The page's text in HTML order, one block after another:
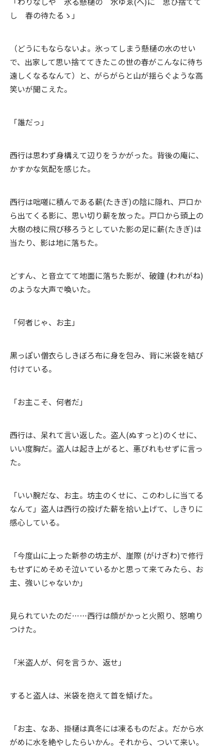
し 春の待たるゝ」
（どうにもならないよ。氷ってしまう懸樋の水のせい
で、出家して思い捨ててきたこの世の春がこんなに待ち
遠しくなるなんて）と、がらがらと山が揺らぐような高
笑いが聞こえた。
「誰だっ」
西行は思わず身構えて辺りをうかがった。背後の庵に、
かすかな気配を感じた。
西行は咄嗟に積んである薪(たきぎ)の陰に隠れ、戸口か
ら出てくる影に、思い切り薪を放った。戸口から頭上の
大樹の枝に飛び移ろうとしていた影の足に薪(たきぎ)は
当たり、影は地に落ちた。
どすん、と音立てて地面に落ちた影が、破鐘 (われがね)
のような大声で喚いた。
「何者じゃ、お主」
黒っぽい僧衣らしきぼろ布に身を包み、背に米袋を結び
付けている。
「お主こそ、何者だ」
西行は、呆れて言い返した。盗人(ぬすっと)のくせに、
いい度胸だ。盗人は起き上がると、悪びれもせずに言っ
た。
「いい腕だな、お主。坊主のくせに、このわしに当てる
なんて」盗人は西行の投げた薪を拾い上げて、しきりに
感心している。
「今度山に上った新参の坊主が、崖際 (がけぎわ)で修行
もせずにめそめそ泣いているかと思って来てみたら、お
主、強いじゃないか」
見られていたのだ……西行は顔がかっと火照り、怒鳴り
つけた。
「米盗人が、何を言うか、返せ」
すると盗人は、米袋を抱えて首を傾げた。
「お主、なあ、掛樋は真冬には凍るものだよ。だから水
がめに水を絶やしたらいかん。それから、ついて来い。